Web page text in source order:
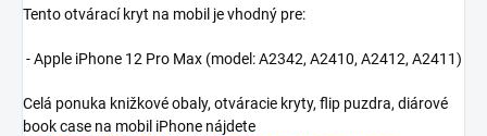
Tento otvárací kryt na mobil je vhodný pre:
- Apple iPhone 12 Pro Max (model: A2342, A2410, A2412, A2411)
Celá ponuka knižkové obaly, otváracie kryty, flip puzdra, diárové
book case na mobil iPhone nájdete